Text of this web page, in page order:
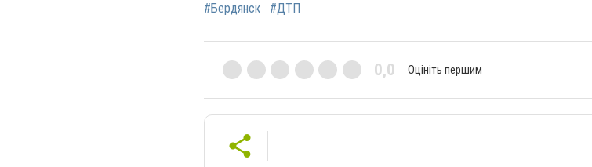
#Бердянск
#ДТП
0,0 Оцініть першим